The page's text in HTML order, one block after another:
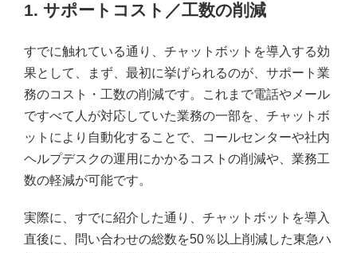
1. サポートコスト／工数の削減
すでに触れている通り、チャットボットを導入する効
果として、まず、最初に挙げられるのが、サポート業
務のコスト・工数の削減です。これまで電話やメール
ですべて人が対応していた業務の一部を、チャットボ
ットにより自動化することで、コールセンターや社内
ヘルプデスクの運用にかかるコストの削減や、業務工
数の軽減が可能です。
実際に、すでに紹介した通り、チャットボットを導入
直後に、問い合わせの総数を50％以上削減した東急ハ